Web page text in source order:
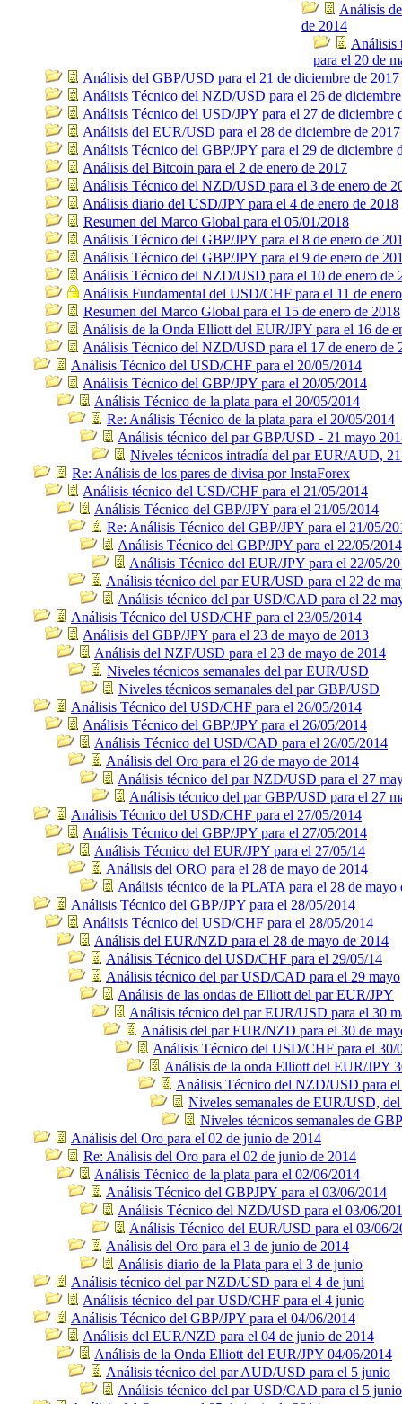
Análisis
de 2014
Análisis
para el 20 de
Análisis del GBP/USD para el 21 de diciembre de 2017
Análisis Técnico del NZD/USD para el 26 de
Análisis Técnico del USD/JPY para el 27 de diciembre
Análisis del EUR/USD para el 28 de diciembre de 2017
Análisis Técnico del GBP/JPY para el 29 de diciembre
Análisis del Bitcoin para el 2 de enero de 2017
Análisis Técnico del NZD/USD para el 3 de enero de
Análisis diario del USD/JPY para el 4 de enero de 2018
Resumen del Marco Global para el 05/01/2018
Análisis Técnico del GBP/JPY para el 8 de enero de
Análisis Técnico del GBP/JPY para el 9 de enero de
Análisis Técnico del NZD/USD para el 10 de enero de
Análisis Fundamental del USD/CHF para el 11 de
Resumen del Marco Global para el 15 de enero de 2018
Análisis de la Onda Elliott del EUR/JPY para el 16 de
Análisis Técnico del NZD/USD para el 17 de enero de
Análisis Técnico del USD/CHF para el 20/05/2014
Análisis Técnico del GBP/JPY para el 20/05/2014
Análisis Técnico de la plata para el 20/05/2014
Re: Análisis Técnico de la plata para el 20/05/2014
Análisis técnico del par GBP/USD - 21 mayo
Niveles técnicos intradía del par EUR/AUD,
Re: Análisis de los pares de divisa por InstaForex
Análisis técnico del USD/CHF para el 21/05/2014
Análisis Técnico del GBP/JPY para el 21/05/2014
Re: Análisis Técnico del GBP/JPY para el 21/05/
Análisis Técnico del GBP/JPY para el 22/05/2014
Análisis Técnico del EUR/JPY para el 22/05/
Análisis técnico del par EUR/USD para el 22 de
Análisis técnico del par USD/CAD para el 22
Análisis Técnico del USD/CHF para el 23/05/2014
Análisis del GBP/JPY para el 23 de mayo de 2013
Análisis del NZF/USD para el 23 de mayo de 2014
Niveles técnicos semanales del par EUR/USD
Niveles técnicos semanales del par GBP/USD
Análisis Técnico del USD/CHF para el 26/05/2014
Análisis Técnico del GBP/JPY para el 26/05/2014
Análisis Técnico del USD/CAD para el 26/05/2014
Análisis del Oro para el 26 de mayo de 2014
Análisis técnico del par NZD/USD para el 27
Análisis técnico del par GBP/USD para el 27
Análisis Técnico del USD/CHF para el 27/05/2014
Análisis Técnico del GBP/JPY para el 27/05/2014
Análisis Técnico del EUR/JPY para el 27/05/14
Análisis del ORO para el 28 de mayo de 2014
Análisis técnico de la PLATA para el 28 de mayo
Análisis Técnico del GBP/JPY para el 28/05/2014
Análisis Técnico del USD/CHF para el 28/05/2014
Análisis del EUR/NZD para el 28 de mayo de 2014
Análisis Técnico del USD/CHF para el 29/05/14
Análisis técnico del par USD/CAD para el 29 mayo
Análisis de las ondas de Elliott del par EUR/JPY
Análisis técnico del par EUR/USD para el 30
Análisis del par EUR/NZD para el 30 de
Análisis Técnico del USD/CHF para el 30/
Análisis de la onda Elliott del EUR/JPY
Análisis Técnico del NZD/USD para
Niveles semanales de EUR/USD,
Niveles técnicos semanales de
Análisis del Oro para el 02 de junio de 2014
Re: Análisis del Oro para el 02 de junio de 2014
Análisis Técnico de la plata para el 02/06/2014
Análisis Técnico del GBPJPY para el 03/06/2014
Análisis Técnico del NZD/USD para el 03/06/
Análisis Técnico del EUR/USD para el 03/06/
Análisis del Oro para el 3 de junio de 2014
Análisis diario de la Plata para el 3 de junio
Análisis técnico del par NZD/USD para el 4 de juni
Análisis técnico del par USD/CHF para el 4 junio
Análisis Técnico del GBP/JPY para el 04/06/2014
Análisis del EUR/NZD para el 04 de junio de 2014
Análisis de la Onda Elliott del EUR/JPY 04/06/2014
Análisis técnico del par AUD/USD para el 5 junio
Análisis técnico del par USD/CAD para el 5 junio